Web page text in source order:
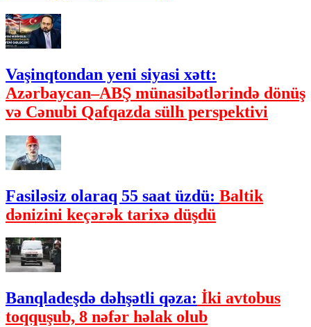
Vaşinqtondan yeni siyasi xətt:
Azərbaycan–ABŞ münasibətlərində dönüş
və Cənubi Qafqazda sülh perspektivi
Fasiləsiz olaraq 55 saat üzdü: Baltik
dənizini keçərək tarixə düşdü
Banqladeşdə dəhşətli qəza: İki avtobus
toqquşub, 8 nəfər həlak olub